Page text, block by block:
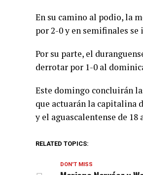
En su camino al podio, la
por 2-0 y en semifinales se
Por su parte, el
derrotar por 1-0 al
Este domingo concluirán
que actuarán la capitalina
y el aguascalentense de
RELATED TOPICS:
DON'T MISS